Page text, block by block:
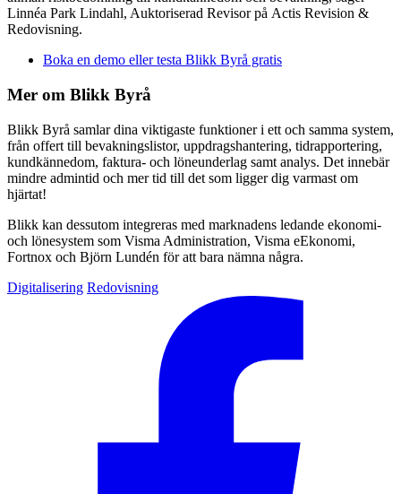
Linnéa Park Lindahl, Auktoriserad Revisor på Actis Revision &
Redovisning.
Boka en demo eller testa Blikk Byrå gratis
Mer om Blikk Byrå
Blikk Byrå samlar dina viktigaste funktioner i ett och samma system,
från offert till bevakningslistor, uppdragshantering, tidrapportering,
kundkännedom, faktura- och löneunderlag samt analys. Det innebär
mindre admintid och mer tid till det som ligger dig varmast om
hjärtat!
Blikk kan dessutom integreras med marknadens ledande ekonomi-
och lönesystem som Visma Administration, Visma eEkonomi,
Fortnox och Björn Lundén för att bara nämna några.
Digitalisering Redovisning